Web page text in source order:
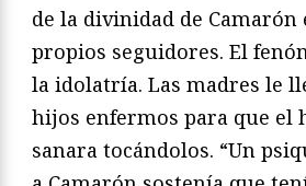
de la divinidad de Camarón
propios seguidores. El
la idolatría. Las madres le
hijos enfermos para que el
sanara tocándolos. “Un